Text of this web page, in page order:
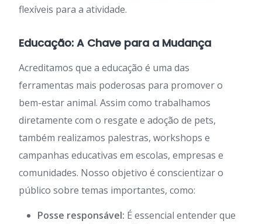
flexíveis para a atividade.
Educação: A Chave para a Mudança
Acreditamos que a educação é uma das
ferramentas mais poderosas para promover o
bem-estar animal. Assim como trabalhamos
diretamente com o resgate e adoção de pets,
também realizamos palestras, workshops e
campanhas educativas em escolas, empresas e
comunidades. Nosso objetivo é conscientizar o
público sobre temas importantes, como:
Posse responsável: É essencial entender que